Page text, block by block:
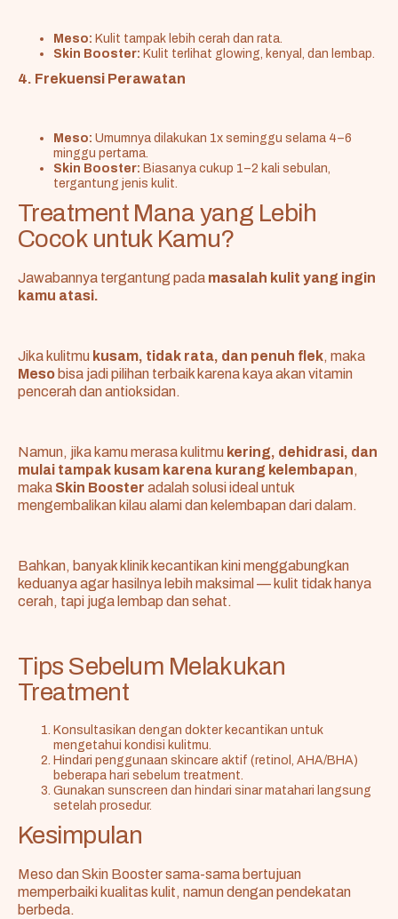
Meso: Kulit tampak lebih cerah dan rata.
Skin Booster: Kulit terlihat glowing, kenyal, dan lembap.
4. Frekuensi Perawatan
Meso: Umumnya dilakukan 1x seminggu selama 4–6
minggu pertama.
Skin Booster: Biasanya cukup 1–2 kali sebulan,
tergantung jenis kulit.
Treatment Mana yang Lebih
Cocok untuk Kamu?
Jawabannya tergantung pada masalah kulit yang ingin
kamu atasi.
Jika kulitmu kusam, tidak rata, dan penuh flek, maka
Meso bisa jadi pilihan terbaik karena kaya akan vitamin
pencerah dan antioksidan.
Namun, jika kamu merasa kulitmu kering, dehidrasi, dan
mulai tampak kusam karena kurang kelembapan,
maka Skin Booster adalah solusi ideal untuk
mengembalikan kilau alami dan kelembapan dari dalam.
Bahkan, banyak klinik kecantikan kini menggabungkan
keduanya agar hasilnya lebih maksimal — kulit tidak hanya
cerah, tapi juga lembap dan sehat.
Tips Sebelum Melakukan
Treatment
Konsultasikan dengan dokter kecantikan untuk
mengetahui kondisi kulitmu.
Hindari penggunaan skincare aktif (retinol, AHA/BHA)
beberapa hari sebelum treatment.
Gunakan sunscreen dan hindari sinar matahari langsung
setelah prosedur.
Kesimpulan
Meso dan Skin Booster sama-sama bertujuan
memperbaiki kualitas kulit, namun dengan pendekatan
berbeda.